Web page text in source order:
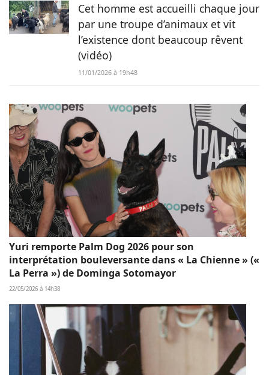
Cet homme est accueilli chaque jour
par une troupe d’animaux et vit
l’existence dont beaucoup rêvent
(vidéo)
11/01/2026 à 19h48
Yuri remporte Palm Dog 2026 pour son
interprétation bouleversante dans « La Chienne » («
La Perra ») de Dominga Sotomayor
22/05/2026 à 14h38